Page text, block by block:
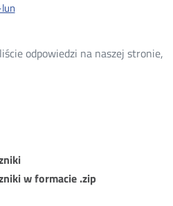
odpowiedzi na naszej stronie,
w formacie .zip